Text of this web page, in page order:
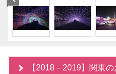
【2018－2019】関東